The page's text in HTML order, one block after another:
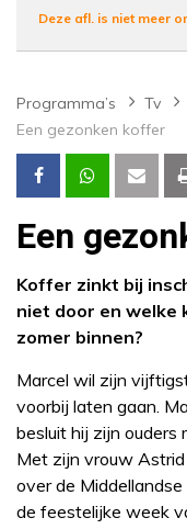
Deze afl. is niet meer
Programma’s Tv
Een gezonken koffer
Een
Koffer zinkt bij
niet door en welke
zomer binnen?
Marcel wil zijn
voorbij laten gaan.
besluit hij zijn ouders
Met zijn vrouw
over de
de feestelijke week